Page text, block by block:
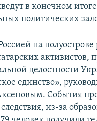
в конечном
политических
на
целостности
единство»,
События
из-за